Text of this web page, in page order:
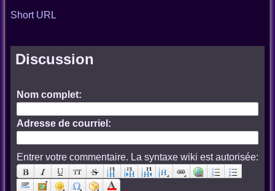
Short URL
Discussion
Nom complet:
Adresse de courriel:
Entrer votre commentaire. La syntaxe wiki est autorisée: